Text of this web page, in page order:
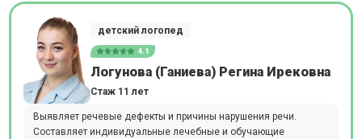
детский логопед
4.1
Логунова (Ганиева) Регина Ирековна
Стаж 11 лет
Выявляет речевые дефекты и причины нарушения речи.
Составляет индивидуальные лечебные и обучающие